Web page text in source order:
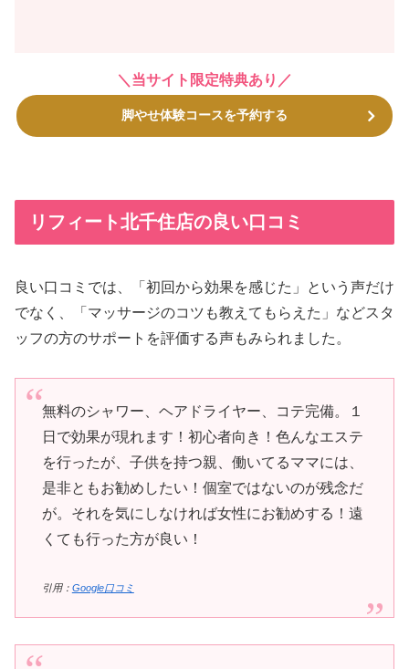
＼当サイト限定特典あり／
脚やせ体験コースを予約する
リフィート北千住店の良い口コミ
良い口コミでは、「初回から効果を感じた」という声だけ
でなく、「マッサージのコツも教えてもらえた」などスタ
ッフの方のサポートを評価する声もみられました。
無料のシャワー、ヘアドライヤー、コテ完備。１
日で効果が現れます！初心者向き！色んなエステ
を行ったが、子供を持つ親、働いてるママには、
是非ともお勧めしたい！個室ではないのが残念だ
が。それを気にしなければ女性にお勧めする！遠
くても行った方が良い！
引用： Google口コミ